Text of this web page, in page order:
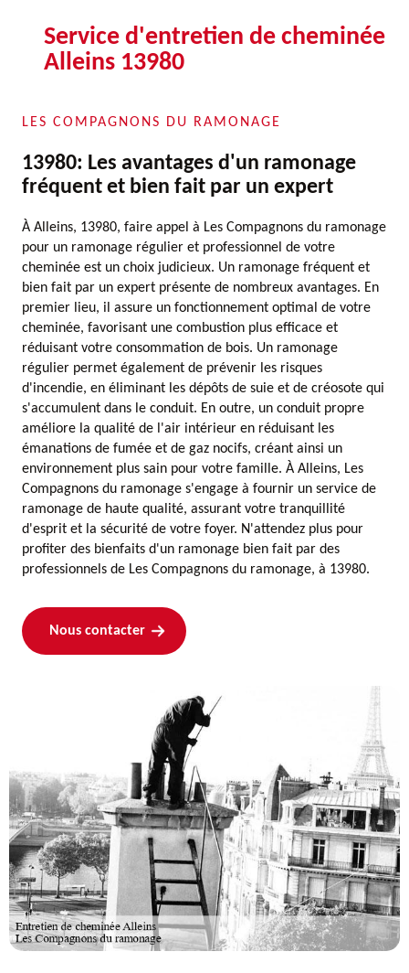
Service d'entretien de cheminée
Alleins 13980
LES COMPAGNONS DU RAMONAGE
13980: Les avantages d'un ramonage
fréquent et bien fait par un expert
À Alleins, 13980, faire appel à Les Compagnons du ramonage
pour un ramonage régulier et professionnel de votre
cheminée est un choix judicieux. Un ramonage fréquent et
bien fait par un expert présente de nombreux avantages. En
premier lieu, il assure un fonctionnement optimal de votre
cheminée, favorisant une combustion plus efficace et
réduisant votre consommation de bois. Un ramonage
régulier permet également de prévenir les risques
d'incendie, en éliminant les dépôts de suie et de créosote qui
s'accumulent dans le conduit. En outre, un conduit propre
améliore la qualité de l'air intérieur en réduisant les
émanations de fumée et de gaz nocifs, créant ainsi un
environnement plus sain pour votre famille. À Alleins, Les
Compagnons du ramonage s'engage à fournir un service de
ramonage de haute qualité, assurant votre tranquillité
d'esprit et la sécurité de votre foyer. N'attendez plus pour
profiter des bienfaits d'un ramonage bien fait par des
professionnels de Les Compagnons du ramonage, à 13980.
Nous contacter